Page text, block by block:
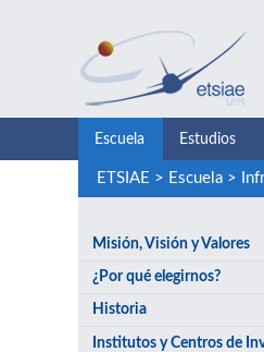
Escuela Estudios
ETSIAE > Escuela>
Misión, Visión y Valores
¿Por qué elegirnos?
Historia
Institutos y Centros de